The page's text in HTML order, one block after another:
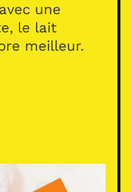
une
le lait
meilleur.